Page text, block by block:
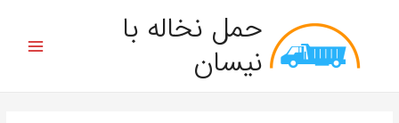
حمل نخاله با
نیسان